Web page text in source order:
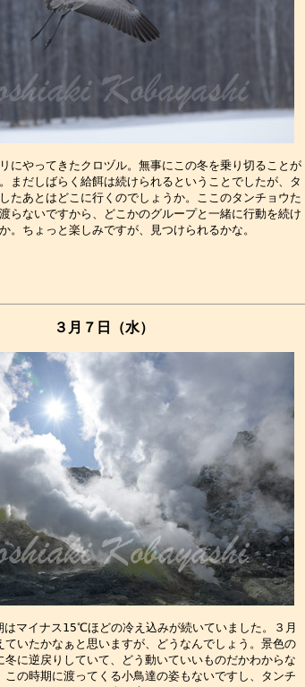
にやってきたクロヅル。無事にこの冬を乗り切ることが
まだしばらく給餌は続けられるということでしたが、タ
たあとはどこに行くのでしょうか。ここのタンチョウた
らないですから、どこかのグループと一緒に行動を続け
３月７日（水）
はマイナス15℃ほどの冷え込みが続いていました。３月
ていたかなぁと思いますが、どうなんでしょう。景色の
冬に逆戻りしていて、どう動いていいものだかわからな
この時期に渡ってくる小鳥達の姿もないですし、タンチ